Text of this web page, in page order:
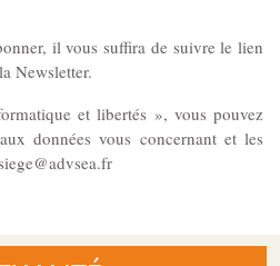
il vous suffira de suivre le lien
Newsletter.
et libertés », vous pouvez
données vous concernant et les